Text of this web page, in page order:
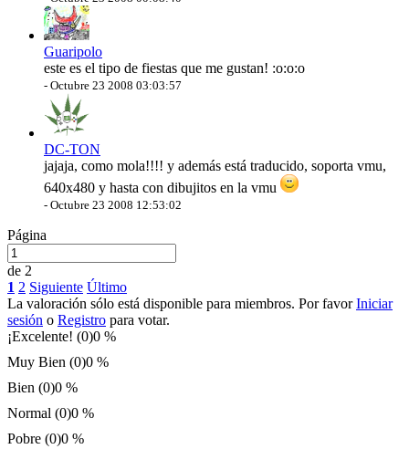
Guaripolo
este es el tipo de fiestas que me gustan! :o:o:o
- Octubre 23 2008 03:03:57
DC-TON
jajaja, como mola!!!! y además está traducido, soporta vmu,
640x480 y hasta con dibujitos en la vmu
- Octubre 23 2008 12:53:02
Página
de 2
1 2 Siguiente Último
La valoración sólo está disponible para miembros. Por favorIniciar
sesión o Registro para votar.
¡Excelente! (0)0 %
Muy Bien (0)0 %
Bien (0)0 %
Normal (0)0 %
Pobre (0)0 %